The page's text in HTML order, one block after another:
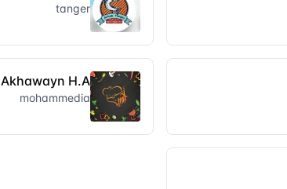
tanger
Akhawayn H.A
mohammedia